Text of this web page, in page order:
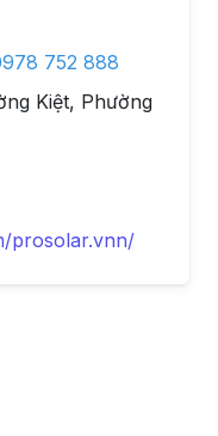
752 888
Kiệt, Phường
prosolar.vnn/